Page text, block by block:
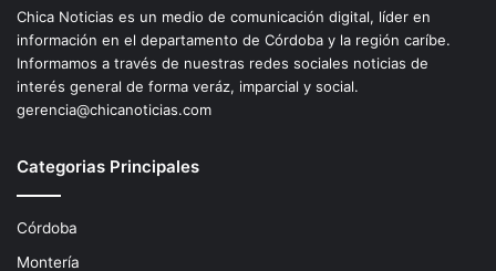
Chica Noticias es un medio de comunicación digital, líder en
información en el departamento de Córdoba y la región caríbe.
Informamos a través de nuestras redes sociales noticias de
interés general de forma veráz, imparcial y social.
gerencia@chicanoticias.com
Categorias Principales
Córdoba
Montería